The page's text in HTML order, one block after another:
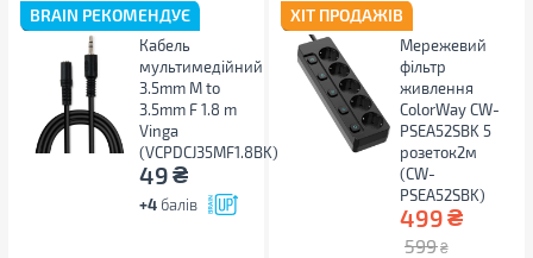
НАДІСЛАТИ ВІДПОВІДЬ
Ваш коментар:
BRAIN РЕКОМЕНДУЄ
Кабель
мультимедійний
3.5mm M to
3.5mm F 1.8 m
Vinga
(VCPDCJ35MF1.8BK)
49₴
+4 балів
ХІТ ПРОДАЖІВ
Мережевий
фільтр
живлення
ColorWay CW-
PSEA52SBK 5
розеток2м
(CW-
PSEA52SBK)
499₴
599 ₴